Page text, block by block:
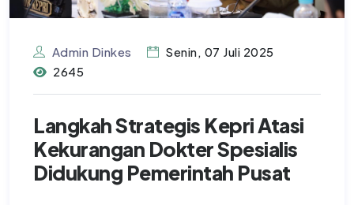
Admin Dinkes
Senin, 07 Juli 2025
2645
Langkah Strategis Kepri Atasi
Kekurangan Dokter Spesialis
Didukung Pemerintah Pusat